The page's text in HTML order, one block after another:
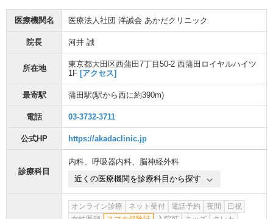
医療機関名 医療法人社団 洋誠会 あかだクリニック
院長 河井 誠
所在地
東京都大田区西蒲田7丁目50-2 西蒲田ロイヤルハイツ
1F [アクセス]
最寄駅 蒲田駅(駅から西に約390m)
電話 03-3732-3711
公式HP https://akadaclinic.jp
診療科目
内科、 呼吸器内科、 脳神経外科
近くの医療機関を診療科目から探す
オンライン診療 ネット受付 電話予約 夜間
日祝